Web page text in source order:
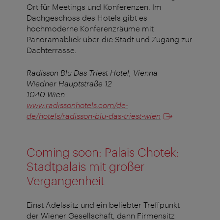
Ort für Meetings und Konferenzen. Im
Dachgeschoss des Hotels gibt es
hochmoderne Konferenzräume mit
Panoramablick über die Stadt und Zugang zur
Dachterrasse.
Radisson Blu Das Triest Hotel, Vienna
Wiedner Hauptstraße 12
1040 Wien
www.radissonhotels.com/de-
de/hotels/radisson-blu-das-triest-wien
Coming soon: Palais Chotek:
Stadtpalais mit großer
Vergangenheit
Einst Adelssitz und ein beliebter Treffpunkt
der Wiener Gesellschaft, dann Firmensitz